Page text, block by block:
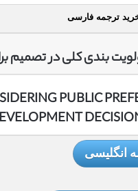
خرید ترجمه فارسی
PUBLIC
انگلیسی